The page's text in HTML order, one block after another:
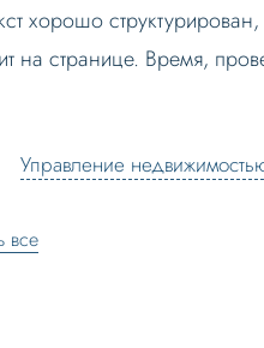
хорошо
на странице. Время,
Управление
все